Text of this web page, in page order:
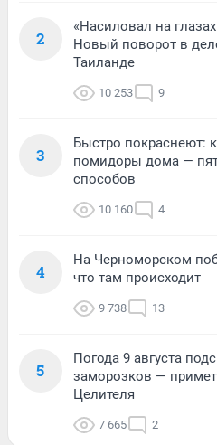
2
«Насиловал на
Новый поворот в
Таиланде
10 253 9
3
Быстро покраснеют:
помидоры дома —
способов
10 160 4
4
На Черноморском
что там происходит
9 738 13
5
Погода 9 августа
заморозков —
Целителя
7 665 2